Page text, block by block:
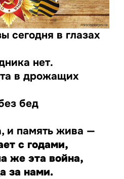
сегодня в глазах
нет.
в дрожащих
без бед
и память жива —
с годами,
же эта война,
за нами.